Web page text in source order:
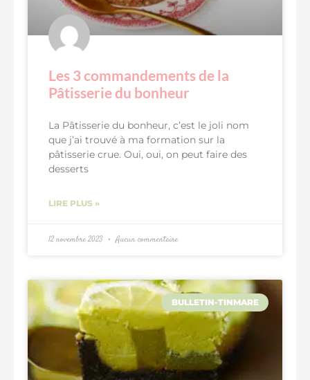
Les 3 commandements de la
Pâtisserie du bonheur
La Pâtisserie du bonheur, c’est le joli nom
que j’ai trouvé à ma formation sur la
pâtisserie crue. Oui, oui, on peut faire des
desserts
LIRE PLUS »
12 novembre 2023 Aucun commentaire
BULLETIN-TINMARE